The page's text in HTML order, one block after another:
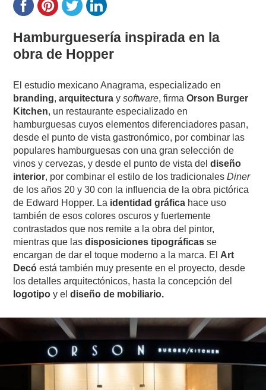
Hamburguesería inspirada en la
obra de Hopper
El estudio mexicano Anagrama, especializado en
branding,arquitectura ysoftware, firmaOrson Burger
Kitchen, un restaurante especializado en
hamburguesas cuyos elementos diferenciadores pasan,
desde el punto de vista gastronómico, por combinar las
populares hamburguesas con una gran selección de
vinos y cervezas, y desde el punto de vista deldiseño
interior, por combinar el estilo de los tradicionalesDiner
de los años 20 y 30 con la influencia de la obra pictórica
de Edward Hopper. La identidad gráfica hace uso
también de esos colores oscuros y fuertemente
contrastados que nos remite a la obra del pintor,
mientras que lasdisposiciones tipográficas se
encargan de dar el toque moderno a la marca. El Art
Decó está también muy presente en el proyecto, desde
los detalles arquitectónicos, hasta la concepción del
logotipo y eldiseño de mobiliario.